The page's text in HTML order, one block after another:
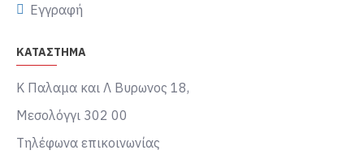
Εγγραφή
ΚΑΤΑΣΤΗΜΑ
Κ Παλαμα και Λ Βυρωνος 18,
Μεσολόγγι 302 00
Τηλέφωνα επικοινωνίας